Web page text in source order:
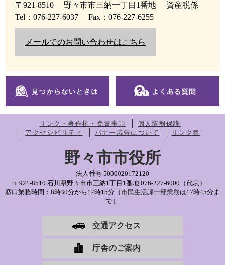
〒921-8510
野々市市三納一丁目1番地
資産税係
Tel：076-227-6037
Fax：076-227-6255
メールでのお問い合わせはこちら
リンク・著作権・免責事項
個人情報保護
アクセシビリティ
バナー広告について リンク集
野々市市役所
法人番号 5000020172120
〒921-8510 石川県野々市市三納1丁目1番地 076-227-6000（代表）
窓口業務時間：8時30分から17時15分（市民生活課一部業務は17時45分ま
で）
交通アクセス
庁舎のご案内